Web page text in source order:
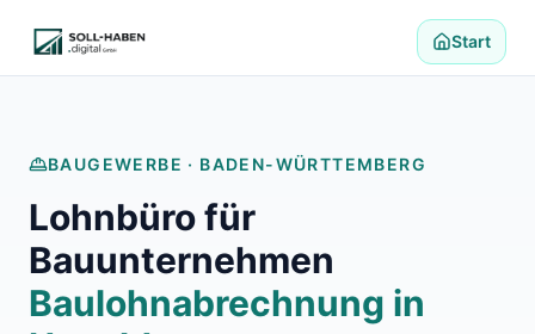
Start
BAUGEWERBE · BADEN-WÜRTTEMBERG
Lohnbüro für
Bauunternehmen
Baulohnabrechnung in
Finanzbuchhaltung auslagern
E-Rechnung und Peppol
Branchenlösungen
Helpdesk und Tools
Alle Standorte
Über uns
Kontakt
Häufige Fragen FAQ